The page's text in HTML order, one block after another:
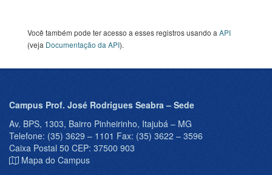
Você também pode ter acesso a esses registros usando a API
(veja Documentação da API).
Campus Prof. José Rodrigues Seabra – Sede
Av. BPS, 1303, Bairro Pinheirinho, Itajubá – MG
Telefone: (35) 3629 – 1101 Fax: (35) 3622 – 3596
Caixa Postal 50 CEP: 37500 903
Mapa do Campus